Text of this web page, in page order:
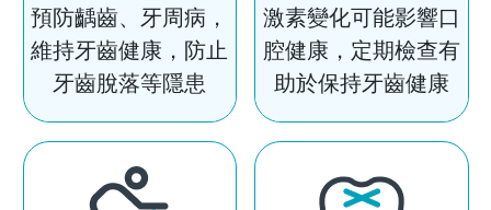
預防齲齒、牙周病，
維持牙齒健康，防止
牙齒脫落等隱患
激素變化可能影響口
腔健康，定期檢查有
助於保持牙齒健康